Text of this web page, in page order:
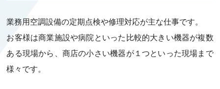
業務用空調設備の定期点検や修理対応が主な仕事です。
お客様は商業施設や病院といった比較的大きい機器が複数
ある現場から、商店の小さい機器が１つといった現場まで
様々です。